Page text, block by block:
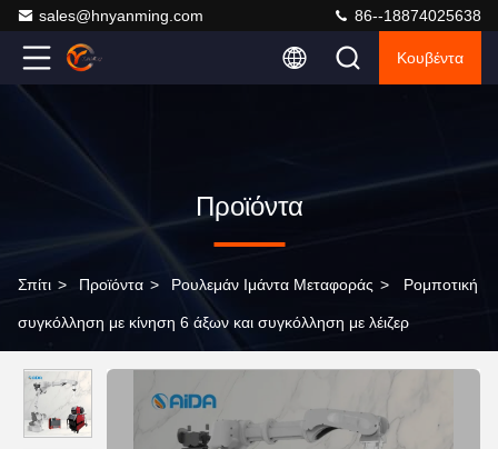
sales@hnyanming.com 86--18874025638
Κουβέντα
Προϊόντα
Σπίτι > Προϊόντα > Ρουλεμάν Ιμάντα Μεταφοράς > Ρομποτική
συγκόλληση με κίνηση 6 άξων και συγκόλληση με λέιζερ